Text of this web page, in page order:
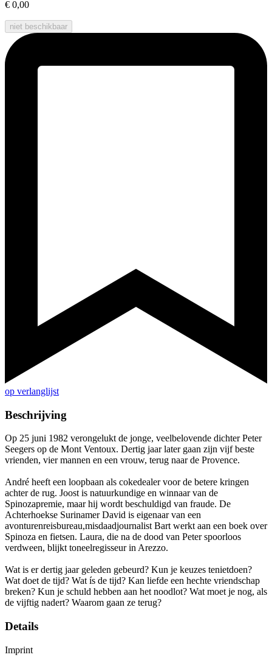
€ 0,00
niet beschikbaar
op verlanglijst
Beschrijving
Op 25 juni 1982 verongelukt de jonge, veelbelovende dichter Peter
Seegers op de Mont Ventoux. Dertig jaar later gaan zijn vijf beste
vrienden, vier mannen en een vrouw, terug naar de Provence.
André heeft een loopbaan als cokedealer voor de betere kringen
achter de rug. Joost is natuurkundige en winnaar van de
Spinozapremie, maar hij wordt beschuldigd van fraude. De
Achterhoekse Surinamer David is eigenaar van een
avonturenreisbureau,misdaadjournalist Bart werkt aan een boek over
Spinoza en fietsen. Laura, die na de dood van Peter spoorloos
verdween, blijkt toneelregisseur in Arezzo.
Wat is er dertig jaar geleden gebeurd? Kun je keuzes tenietdoen?
Wat doet de tijd? Wat ís de tijd? Kan liefde een hechte vriendschap
breken? Kun je schuld hebben aan het noodlot? Wat moet je nog, als
de vijftig nadert? Waarom gaan ze terug?
Details
Imprint